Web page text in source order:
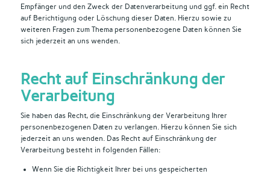
Empfänger und den Zweck der Datenverarbeitung und ggf. ein Recht
auf Berichtigung oder Löschung dieser Daten. Hierzu sowie zu
weiteren Fragen zum Thema personenbezogene Daten können Sie
sich jederzeit an uns wenden.
Recht auf Einschränkung der
Verarbeitung
Sie haben das Recht, die Einschränkung der Verarbeitung Ihrer
personenbezogenen Daten zu verlangen. Hierzu können Sie sich
jederzeit an uns wenden. Das Recht auf Einschränkung der
Verarbeitung besteht in folgenden Fällen:
Wenn Sie die Richtigkeit Ihrer bei uns gespeicherten